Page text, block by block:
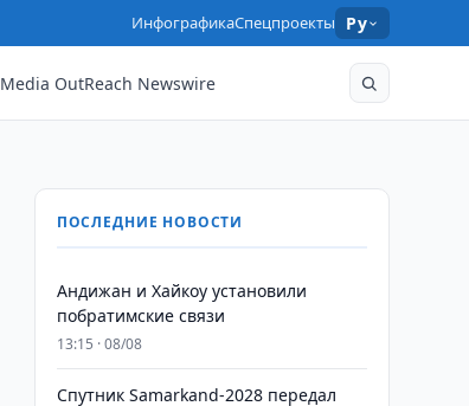
ИнфографикаСпецпроекты Ру
Media OutReach Newswire
ПОСЛЕДНИЕ НОВОСТИ
Андижан и Хайкоу установили
побратимские связи
13:15 · 08/08
Спутник Samarkand-2028 передал